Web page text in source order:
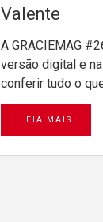
Valente
A GRACIEMAG
versão digital e
conferir tudo o
LEIA MAIS